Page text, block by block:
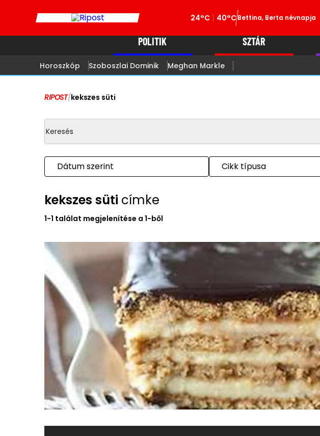
24°C 40°CBettina, Berta névnapja
POLITIK SZTÁR
Horoszkóp Szoboszlai Dominik Meghan Markle
RIPOST/kekszes süti
Dátum szerint Cikk típusa
kekszes süti címke
1-1 találat megjelenítése a 1-ből